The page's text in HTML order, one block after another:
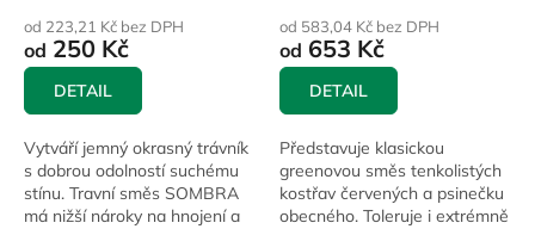
od 223,21 Kč bez DPH
od 250 Kč
DETAIL
Vytváří jemný okrasný trávník
s dobrou odolností suchému
stínu. Travní směs SOMBRA
má nižší nároky na hnojení a
od 583,04 Kč bez DPH
od 653 Kč
DETAIL
Představuje klasickou
greenovou směs tenkolistých
kostřav červených a psinečku
obecného. Toleruje i extrémně